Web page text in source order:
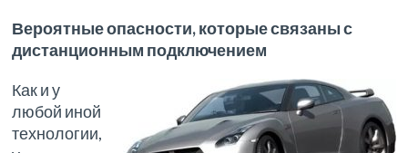
Вероятные опасности, которые связаны с
дистанционным подключением
Как и у
любой иной
технологии,